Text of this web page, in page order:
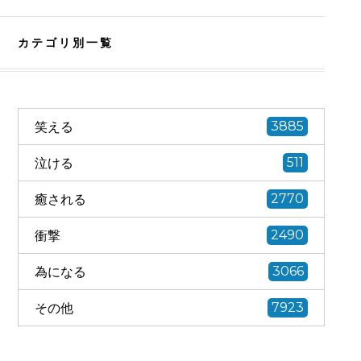
カテゴリ別一覧
笑える 3885
泣ける 511
癒される 2770
衝撃 2490
為になる 3066
その他 7923